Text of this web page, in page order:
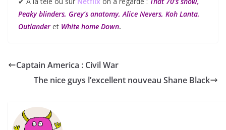
Peaky blinders, Grey’s anatomy, Alice Nevers, Koh Lanta,
Outlander et White home Down.
Captain America : Civil War
The nice guys l’excellent nouveau Shane Black